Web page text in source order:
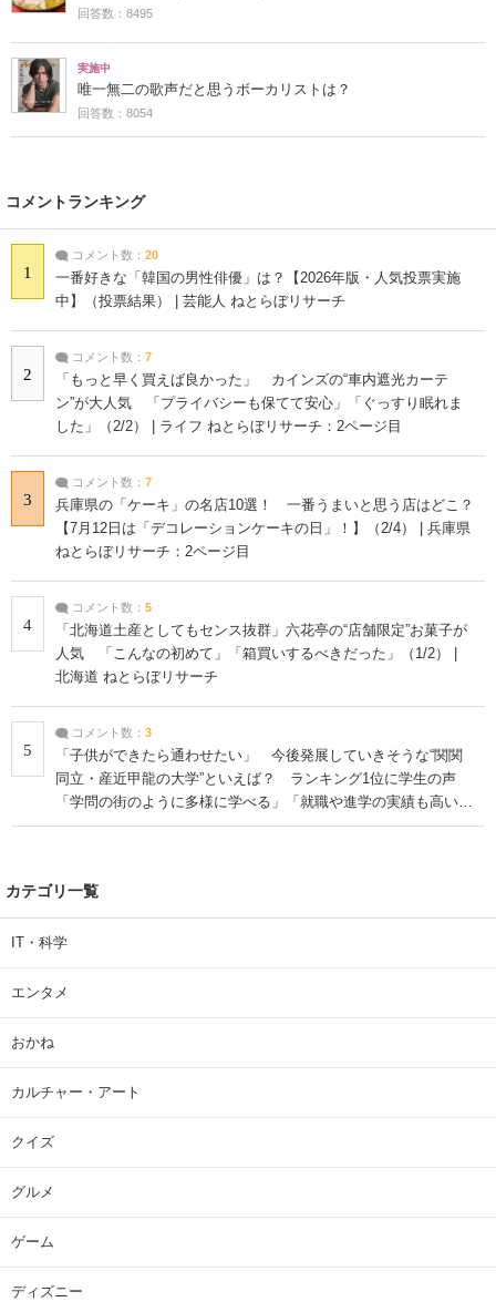
回答数：8495
実施中
唯一無二の歌声だと思うボーカリストは？
回答数：8054
コメントランキング
1
コメント数： 20
一番好きな「韓国の男性俳優」は？【2026年版・人気投票実施
中】（投票結果） | 芸能人 ねとらぼリサーチ
2
コメント数： 7
「もっと早く買えば良かった」 カインズの“車内遮光カーテ
ン”が大人気 「プライバシーも保てて安心」「ぐっすり眠れま
した」（2/2） | ライフ ねとらぼリサーチ：2ページ目
3
コメント数： 7
兵庫県の「ケーキ」の名店10選！ 一番うまいと思う店はどこ？
【7月12日は「デコレーションケーキの日」！】（2/4） | 兵庫県
ねとらぼリサーチ：2ページ目
4
コメント数： 5
「北海道土産としてもセンス抜群」六花亭の“店舗限定”お菓子が
人気 「こんなの初めて」「箱買いするべきだった」（1/2） |
北海道 ねとらぼリサーチ
5
コメント数： 3
「子供ができたら通わせたい」 今後発展していきそうな“関関
同立・産近甲龍の大学”といえば？ ランキング1位に学生の声
「学問の街のように多様に学べる」「就職や進学の実績も高い」
| 大学 ねとらぼリサーチ
カテゴリ一覧
IT・科学
エンタメ
おかね
カルチャー・アート
クイズ
グルメ
ゲーム
ディズニー